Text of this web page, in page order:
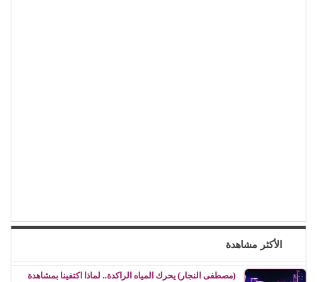
الأكثر مشاهدة
(مصطفى النجار) يحرك المياه الراكدة.. لماذا اكتفينا بمشاهدة